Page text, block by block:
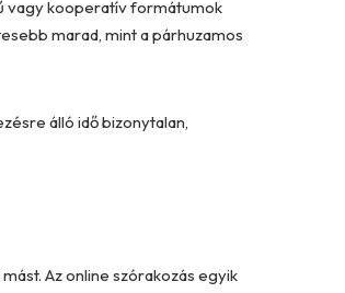
vagy kooperatív formátumok
marad, mint a párhuzamos
álló idő bizonytalan,
Az online szórakozás egyik